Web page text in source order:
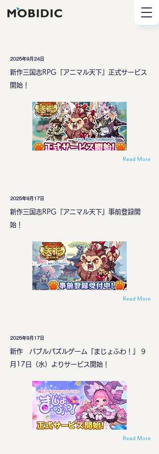
2025年9月24日
新作三国志RPG『アニマル天下』正式サービス
開始！
Read More
2025年9月17日
新作三国志RPG『アニマル天下』事前登録開
始！
Read More
2025年9月17日
新作 バブルパズルゲーム『まじょふわ！』 9
月17日（水）よりサービス開始！
Read More